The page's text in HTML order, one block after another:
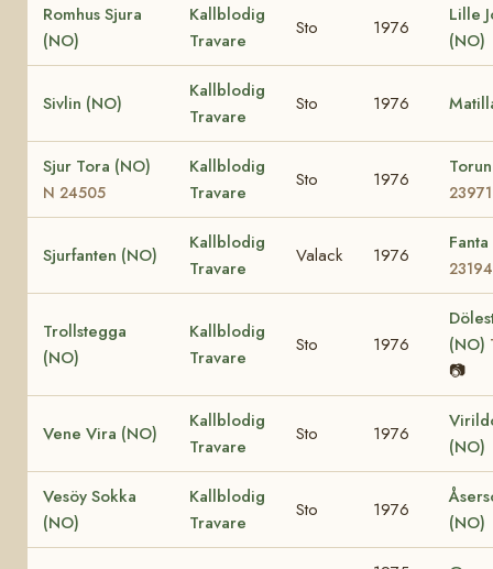
Romhus Sjura
(NO)
Kallblodig
Travare
Sto 1976
Lille
(NO)
Sivlin (NO)
Kallblodig
Travare
Sto 1976
Sjur Tora (NO)
N 24505
Kallblodig
Travare
Sto 1976
23971
Sjurfanten (NO)
Kallblodig
Travare
Valack 1976
23194
Trollstegga
(NO)
Kallblodig
Travare
Sto 1976
(NO)
📷
Vene Vira (NO)
Kallblodig
Travare
Sto 1976
(NO)
Vesöy Sokka
(NO)
Kallblodig
Travare
Sto 1976
(NO)